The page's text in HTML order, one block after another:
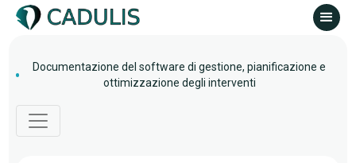
Documentazione del software di gestione, pianificazione e
ottimizzazione degli interventi